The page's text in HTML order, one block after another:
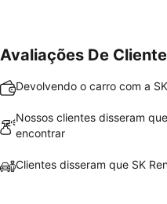
Avaliações De
Devolvendo o carro com a
Nossos clientes disseram
encontrar
Clientes disseram que SK